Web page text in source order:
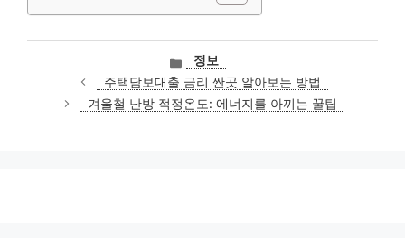
카
테
고
리
정보
주택담보대출 금리 싼곳 알아보는 방법
겨울철 난방 적정온도: 에너지를 아끼는 꿀팁